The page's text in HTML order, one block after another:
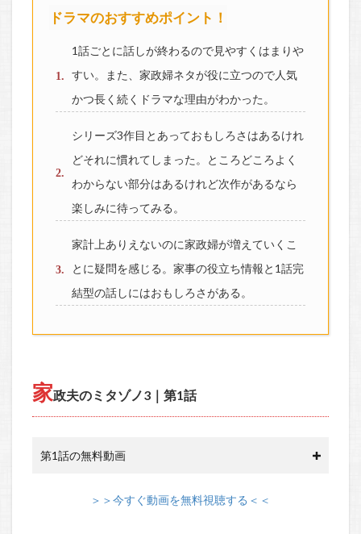
ドラマのおすすめポイント！
1話ごとに話しが終わるので見やすくはまりや
すい。また、家政婦ネタが役に立つので人気
かつ長く続くドラマな理由がわかった。
シリーズ3作目とあっておもしろさはあるけれ
どそれに慣れてしまった。ところどころよく
わからない部分はあるけれど次作があるなら
楽しみに待ってみる。
家計上ありえないのに家政婦が増えていくこ
とに疑問を感じる。家事の役立ち情報と1話完
結型の話しにはおもしろさがある。
家政夫のミタゾノ3｜第1話
第1話の無料動画
＞＞今すぐ動画を無料視聴する＜＜